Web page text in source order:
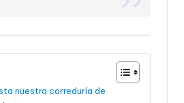
nuestra correduría de